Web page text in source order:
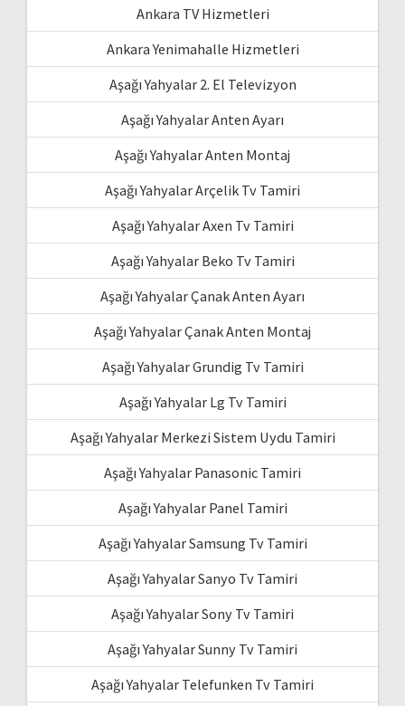
Ankara TV Hizmetleri
Ankara Yenimahalle Hizmetleri
Aşağı Yahyalar 2. El Televizyon
Aşağı Yahyalar Anten Ayarı
Aşağı Yahyalar Anten Montaj
Aşağı Yahyalar Arçelik Tv Tamiri
Aşağı Yahyalar Axen Tv Tamiri
Aşağı Yahyalar Beko Tv Tamiri
Aşağı Yahyalar Çanak Anten Ayarı
Aşağı Yahyalar Çanak Anten Montaj
Aşağı Yahyalar Grundig Tv Tamiri
Aşağı Yahyalar Lg Tv Tamiri
Aşağı Yahyalar Merkezi Sistem Uydu Tamiri
Aşağı Yahyalar Panasonic Tamiri
Aşağı Yahyalar Panel Tamiri
Aşağı Yahyalar Samsung Tv Tamiri
Aşağı Yahyalar Sanyo Tv Tamiri
Aşağı Yahyalar Sony Tv Tamiri
Aşağı Yahyalar Sunny Tv Tamiri
Aşağı Yahyalar Telefunken Tv Tamiri